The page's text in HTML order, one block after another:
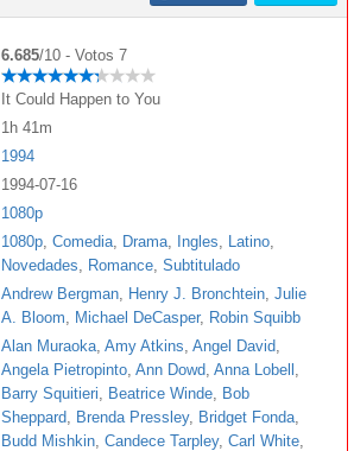
6.685/10 - Votos 7
It Could Happen to You
1h 41m
1994
1994-07-16
1080p
1080p Comedia Drama Ingles Latino
Novedades
Romance Subtitulado
Andrew Bergman Henry J. Bronchtein Julie
A. Bloom
Michael DeCasper, Robin Squibb
Alan Muraoka Amy Atkins Angel David
Angela Pietropinto Ann Dowd Anna Lobell
Barry Squitieri
Beatrice Winde
Bob
Sheppard
Brenda Pressley, Bridget Fonda
Budd Mishkin Candece Tarpley, Carl White